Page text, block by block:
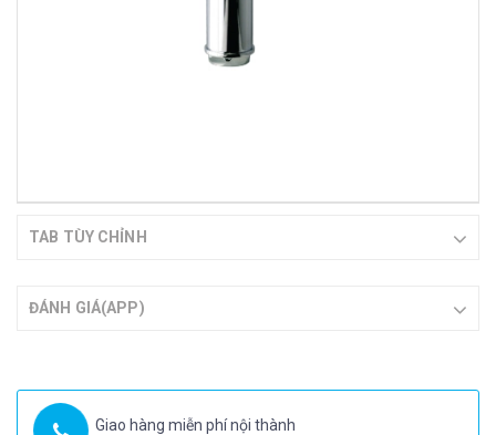
TAB TÙY CHỈNH
ĐÁNH GIÁ(APP)
Giao hàng miễn phí nội thành